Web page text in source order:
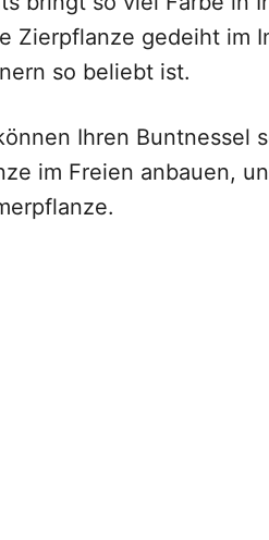
Zierpflanze gedeiht im
so beliebt ist.
Ihren Buntnessel
im Freien anbauen,